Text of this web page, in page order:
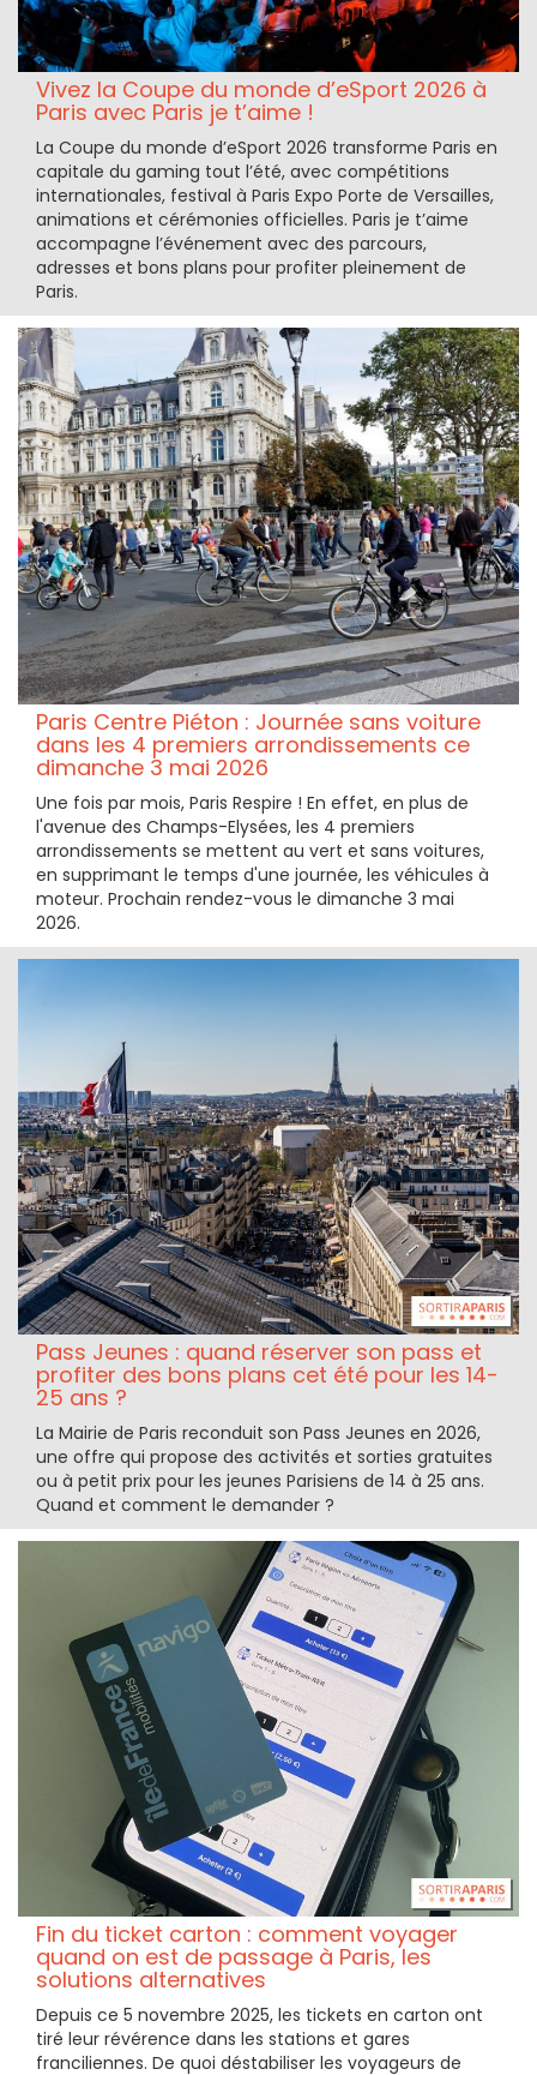
Vivez la Coupe du monde d’eSport 2026 à
Paris avec Paris je t’aime !
La Coupe du monde d’eSport 2026 transforme Paris en
capitale du gaming tout l’été, avec compétitions
internationales, festival à Paris Expo Porte de Versailles,
animations et cérémonies officielles. Paris je t’aime
accompagne l’événement avec des parcours,
adresses et bons plans pour profiter pleinement de
Paris.
Paris Centre Piéton : Journée sans voiture
dans les 4 premiers arrondissements ce
dimanche 3 mai 2026
Une fois par mois, Paris Respire ! En effet, en plus de
l'avenue des Champs-Elysées, les 4 premiers
arrondissements se mettent au vert et sans voitures,
en supprimant le temps d'une journée, les véhicules à
moteur. Prochain rendez-vous le dimanche 3 mai
2026.
Pass Jeunes : quand réserver son pass et
profiter des bons plans cet été pour les 14-
25 ans ?
La Mairie de Paris reconduit son Pass Jeunes en 2026,
une offre qui propose des activités et sorties gratuites
ou à petit prix pour les jeunes Parisiens de 14 à 25 ans.
Quand et comment le demander ?
Fin du ticket carton : comment voyager
quand on est de passage à Paris, les
solutions alternatives
Depuis ce 5 novembre 2025, les tickets en carton ont
tiré leur révérence dans les stations et gares
franciliennes. De quoi déstabiliser les voyageurs de